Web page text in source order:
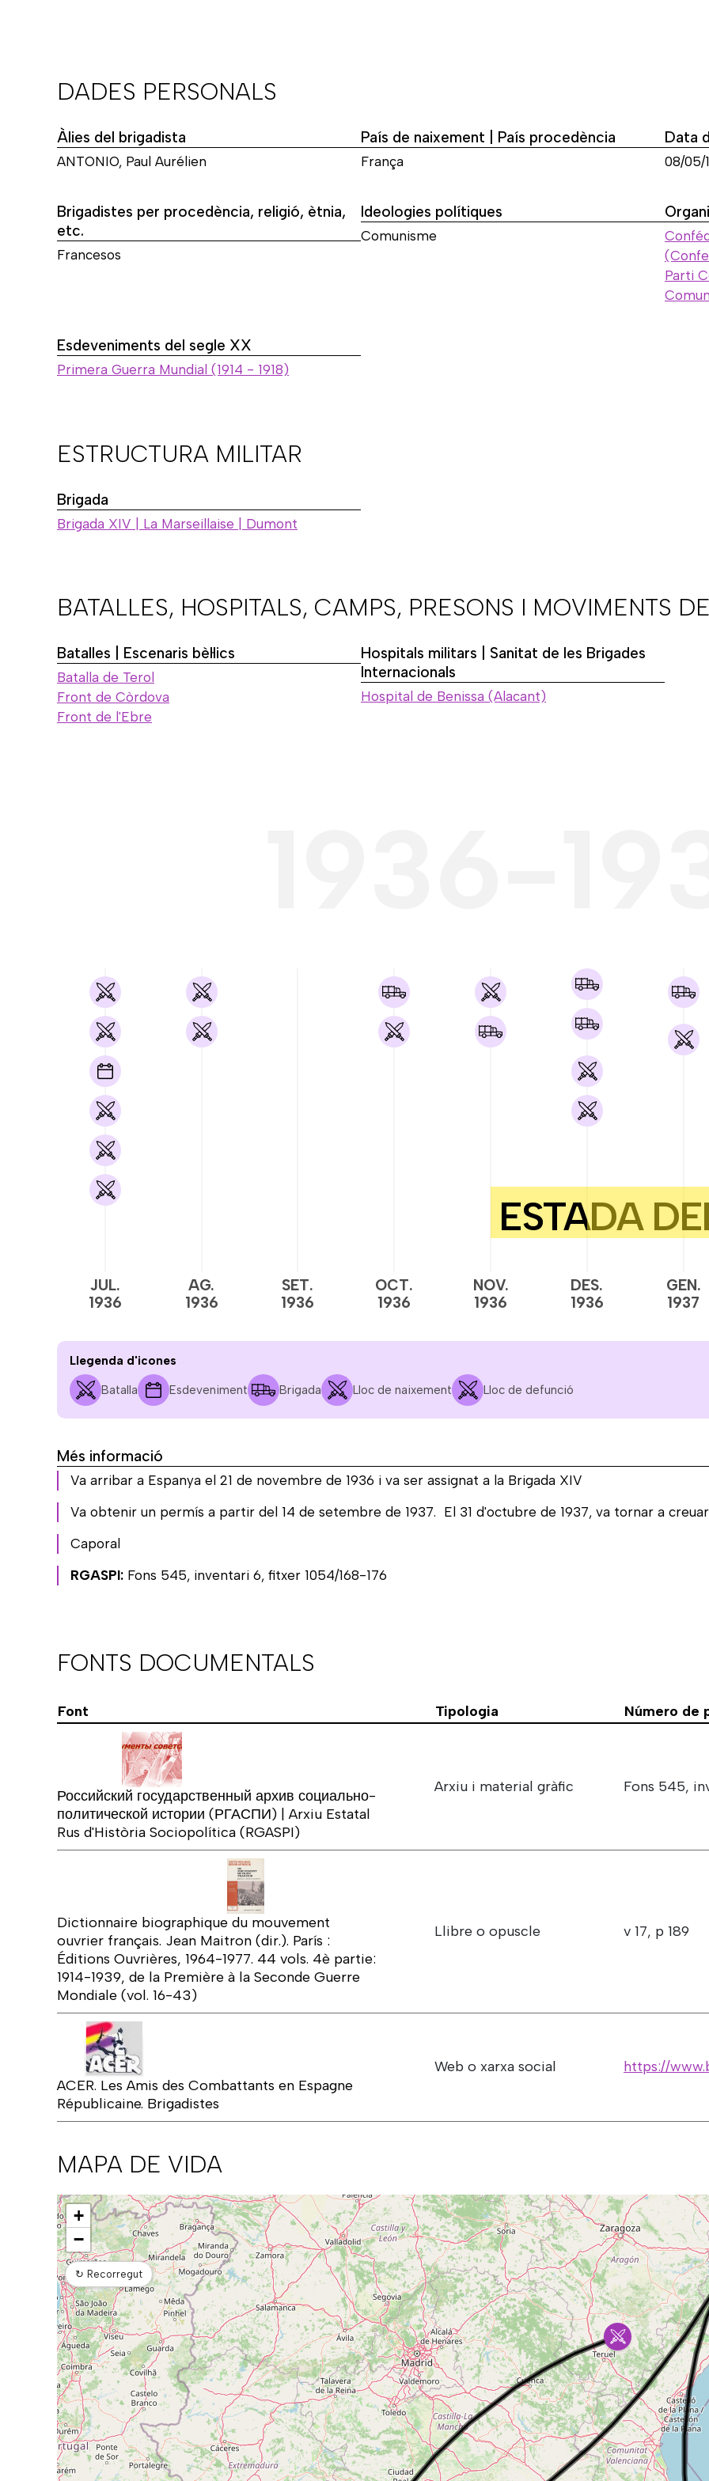
DADES PERSONALS
Àlies del brigadista
ANTONIO, Paul Aurélien
País de naixement | País procedència
França
Data
08/05/
Brigadistes per procedència, religió, ètnia,
etc.
Francesos
Ideologies polítiques
Comunisme
Parti
Esdeveniments del segle XX
Primera Guerra Mundial (1914 - 1918)
ESTRUCTURA MILITAR
Brigada
Brigada XIV | La Marseillaise | Dumont
BATALLES, HOSPITALS, CAMPS, PRESONS I MOVIMENTS
Batalles | Escenaris bèl·lics
Batalla de Terol
Front de Còrdova
Front de l'Ebre
Hospitals militars | Sanitat de les Brigades
Internacionals
Hospital de Benissa (Alacant)
JUL.
1936
AG.
1936
SET.
1936
OCT.
1936
NOV.
1936
DES.
1936
GEN.
1937
Llegenda d'icones
Batalla Esdeveniment Brigada Lloc de naixement Lloc de defunció
Més informació
Va arribar a Espanya el 21 de novembre de 1936 i va ser assignat a la Brigada XIV
Va obtenir un permís a partir del 14 de setembre de 1937. El 31 d'octubre de 1937, va tornar a
Caporal
RGASPI: Fons 545, inventari 6, fitxer 1054/168-176
FONTS DOCUMENTALS
Font Tipologia Número de
Российский государственный архив социально-
политической истории (РГАСПИ) | Arxiu Estatal
Rus d'Història Sociopolítica (RGASPI)
Arxiu i material gràfic Fons 545,
Dictionnaire biographique du mouvement
ouvrier français. Jean Maitron (dir.). París :
Éditions Ouvrières, 1964-1977. 44 vols. 4è partie:
1914-1939, de la Première à la Seconde Guerre
Mondiale (vol. 16-43)
Llibre o opuscle v 17, p 189
ACER. Les Amis des Combattants en Espagne
Républicaine. Brigadistes
Web o xarxa social https://
MAPA DE VIDA
Mapa
+
−
↻ Recorregut